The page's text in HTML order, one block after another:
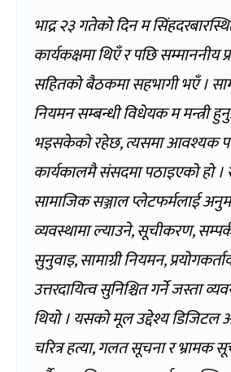
भाद्र २३ गतेको दिन म
कार्यकक्षमा थिएँ र पछि सम्माननीय
सहितको बैठकमा सहभागी भएँ ।
नियमन सम्बन्धी विधेयक म मन्त्री
भइसकेको रहेछ, त्यसमा आवश्यक
कार्यकालमै संसदमा पठाइएको हो
सामाजिक सञ्जाल प्लेटफर्मलाई
व्यवस्थामा ल्याउने, सूचीकरण,
सुनुवाइ, सामाग्री नियमन,
उत्तरदायित्व सुनिश्चित गर्ने जस्ता
थियो । यसको मूल उद्देश्य डिजिटल
चरित्र हत्या, गलत सूचना र भ्रामक